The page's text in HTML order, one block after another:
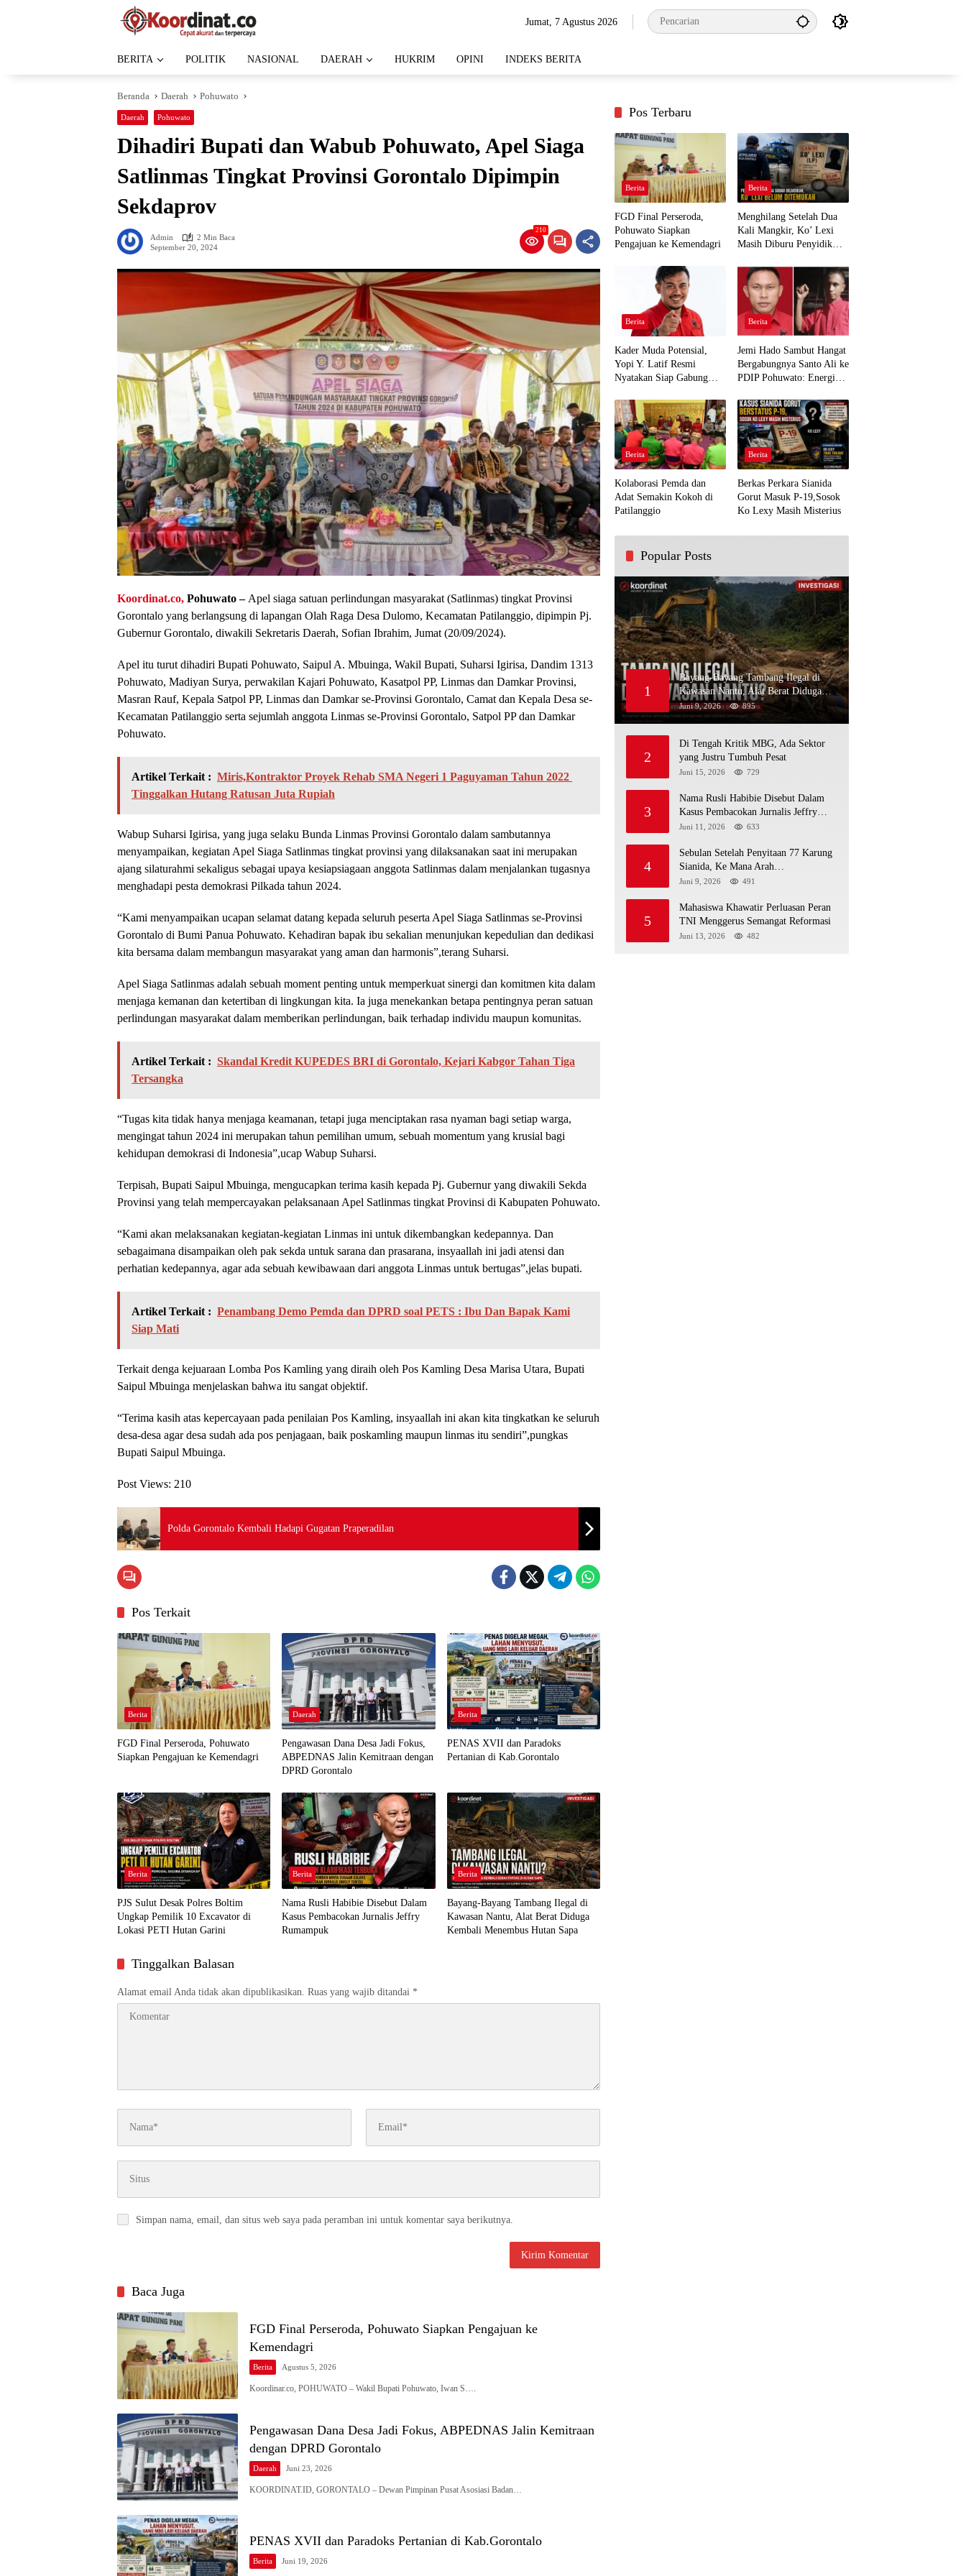
Jumat, 7 Agustus 2026
BERITA POLITIK NASIONAL DAERAH HUKRIM OPINI INDEKS BERITA
Beranda Daerah Pohuwato
Daerah Pohuwato
Dihadiri Bupati dan Wabub Pohuwato, Apel Siaga
Satlinmas Tingkat Provinsi Gorontalo Dipimpin
Sekdaprov
Admin
2 Min Baca
September 20, 2024
210
Koordinat.co, Pohuwato – Apel siaga satuan perlindungan masyarakat (Satlinmas) tingkat Provinsi
Gorontalo yang berlangsung di lapangan Olah Raga Desa Dulomo, Kecamatan Patilanggio, dipimpin Pj.
Gubernur Gorontalo, diwakili Sekretaris Daerah, Sofian Ibrahim, Jumat (20/09/2024).
Apel itu turut dihadiri Bupati Pohuwato, Saipul A. Mbuinga, Wakil Bupati, Suharsi Igirisa, Dandim 1313
Pohuwato, Madiyan Surya, perwakilan Kajari Pohuwato, Kasatpol PP, Linmas dan Damkar Provinsi,
Masran Rauf, Kepala Satpol PP, Linmas dan Damkar se-Provinsi Gorontalo, Camat dan Kepala Desa se-
Kecamatan Patilanggio serta sejumlah anggota Linmas se-Provinsi Gorontalo, Satpol PP dan Damkar
Pohuwato.
Artikel Terkait : Miris,Kontraktor Proyek Rehab SMA Negeri 1 Paguyaman Tahun 2022
Tinggalkan Hutang Ratusan Juta Rupiah
Wabup Suharsi Igirisa, yang juga selaku Bunda Linmas Provinsi Gorontalo dalam sambutannya
menyampaikan, kegiatan Apel Siaga Satlinmas tingkat provinsi yang dilaksanakan saat ini merupakan
ajang silaturahmi sekaligus sebagai upaya kesiapsiagaan anggota Satlinmas dalam menjalankan tugasnya
menghadapi pesta demokrasi Pilkada tahun 2024.
“Kami menyampaikan ucapan selamat datang kepada seluruh peserta Apel Siaga Satlinmas se-Provinsi
Gorontalo di Bumi Panua Pohuwato. Kehadiran bapak ibu sekalian menunjukan kepedulian dan dedikasi
kita bersama dalam membangun masyarakat yang aman dan harmonis”,terang Suharsi.
Apel Siaga Satlinmas adalah sebuah moment penting untuk memperkuat sinergi dan komitmen kita dalam
menjaga kemanan dan ketertiban di lingkungan kita. Ia juga menekankan betapa pentingnya peran satuan
perlindungan masyarakat dalam memberikan perlindungan, baik terhadap individu maupun komunitas.
Artikel Terkait : Skandal Kredit KUPEDES BRI di Gorontalo, Kejari Kabgor Tahan Tiga
Tersangka
“Tugas kita tidak hanya menjaga keamanan, tetapi juga menciptakan rasa nyaman bagi setiap warga,
mengingat tahun 2024 ini merupakan tahun pemilihan umum, sebuah momentum yang krusial bagi
kehidupan demokrasi di Indonesia”,ucap Wabup Suharsi.
Terpisah, Bupati Saipul Mbuinga, mengucapkan terima kasih kepada Pj. Gubernur yang diwakili Sekda
Provinsi yang telah mempercayakan pelaksanaan Apel Satlinmas tingkat Provinsi di Kabupaten Pohuwato.
“Kami akan melaksanakan kegiatan-kegiatan Linmas ini untuk dikembangkan kedepannya. Dan
sebagaimana disampaikan oleh pak sekda untuk sarana dan prasarana, insyaallah ini jadi atensi dan
perhatian kedepannya, agar ada sebuah kewibawaan dari anggota Linmas untuk bertugas”,jelas bupati.
Artikel Terkait : Penambang Demo Pemda dan DPRD soal PETS : Ibu Dan Bapak Kami
Siap Mati
Terkait denga kejuaraan Lomba Pos Kamling yang diraih oleh Pos Kamling Desa Marisa Utara, Bupati
Saipul Mbuinga menjelaskan bahwa itu sangat objektif.
“Terima kasih atas kepercayaan pada penilaian Pos Kamling, insyaallah ini akan kita tingkatkan ke seluruh
desa-desa agar desa sudah ada pos penjagaan, baik poskamling maupun linmas itu sendiri”,pungkas
Bupati Saipul Mbuinga.
Post Views: 210
Polda Gorontalo Kembali Hadapi Gugatan Praperadilan
Pos Terkait
Berita
FGD Final Perseroda, Pohuwato
Siapkan Pengajuan ke Kemendagri
Daerah
Pengawasan Dana Desa Jadi Fokus,
ABPEDNAS Jalin Kemitraan dengan
DPRD Gorontalo
Berita
PENAS XVII dan Paradoks
Pertanian di Kab.Gorontalo
Berita
PJS Sulut Desak Polres Boltim
Ungkap Pemilik 10 Excavator di
Lokasi PETI Hutan Garini
Berita
Nama Rusli Habibie Disebut Dalam
Kasus Pembacokan Jurnalis Jeffry
Rumampuk
Berita
Bayang-Bayang Tambang Ilegal di
Kawasan Nantu, Alat Berat Diduga
Kembali Menembus Hutan Sapa
Tinggalkan Balasan
Alamat email Anda tidak akan dipublikasikan. Ruas yang wajib ditandai *
Simpan nama, email, dan situs web saya pada peramban ini untuk komentar saya berikutnya.
Baca Juga
FGD Final Perseroda, Pohuwato Siapkan Pengajuan ke
Kemendagri
Berita Agustus 5, 2026
Koordinar.co, POHUWATO – Wakil Bupati Pohuwato, Iwan S….
Pengawasan Dana Desa Jadi Fokus, ABPEDNAS Jalin Kemitraan
dengan DPRD Gorontalo
Daerah Juni 23, 2026
KOORDINAT.ID, GORONTALO – Dewan Pimpinan Pusat Asosiasi Badan…
PENAS XVII dan Paradoks Pertanian di Kab.Gorontalo
Berita Juni 19, 2026
Pos Terbaru
Berita
FGD Final Perseroda,
Pohuwato Siapkan
Pengajuan ke Kemendagri
Berita
Menghilang Setelah Dua
Kali Mangkir, Ko’ Lexi
Masih Diburu Penyidik
Berita
Kader Muda Potensial,
Yopi Y. Latif Resmi
Nyatakan Siap Gabung
Demi Kawal Aspirasi Bumi
Panua
Berita
Jemi Hado Sambut Hangat
Bergabungnya Santo Ali ke
PDIP Pohuwato: Energi
Rakyat
Berita
Kolaborasi Pemda dan
Adat Semakin Kokoh di
Patilanggio
Berita
Berkas Perkara Sianida
Gorut Masuk P-19,Sosok
Ko Lexy Masih Misterius
Popular Posts
1
Bayang-Bayang Tambang Ilegal di
Kawasan Nantu, Alat Berat Diduga
Kembali Menembus Hutan Sapa
Juni 9, 2026 895
2
Di Tengah Kritik MBG, Ada Sektor
yang Justru Tumbuh Pesat
Juni 15, 2026 729
3
Nama Rusli Habibie Disebut Dalam
Kasus Pembacokan Jurnalis Jeffry
Rumampuk
Juni 11, 2026 633
4
Sebulan Setelah Penyitaan 77 Karung
Sianida, Ke Mana Arah
Penyidikannya?
Juni 9, 2026 491
5
Mahasiswa Khawatir Perluasan Peran
TNI Menggerus Semangat Reformasi
Juni 13, 2026 482